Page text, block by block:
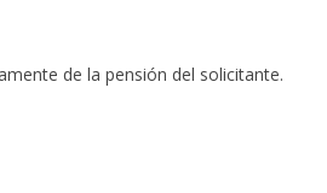
de la pensión del solicitante.